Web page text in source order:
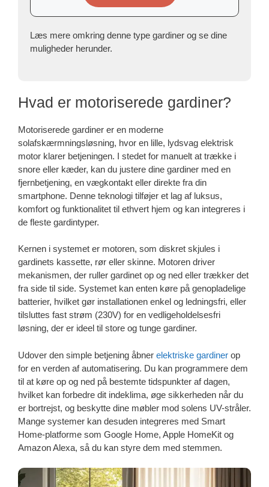
Læs mere omkring denne type gardiner og se dine
muligheder herunder.
Hvad er motoriserede gardiner?
Motoriserede gardiner er en moderne
solafskærmningsløsning, hvor en lille, lydsvag elektrisk
motor klarer betjeningen. I stedet for manuelt at trække i
snore eller kæder, kan du justere dine gardiner med en
fjernbetjening, en vægkontakt eller direkte fra din
smartphone. Denne teknologi tilføjer et lag af luksus,
komfort og funktionalitet til ethvert hjem og kan integreres i
de fleste gardintyper.
Kernen i systemet er motoren, som diskret skjules i
gardinets kassette, rør eller skinne. Motoren driver
mekanismen, der ruller gardinet op og ned eller trækker det
fra side til side. Systemet kan enten køre på genopladelige
batterier, hvilket gør installationen enkel og ledningsfri, eller
tilsluttes fast strøm (230V) for en vedligeholdelsesfri
løsning, der er ideel til store og tunge gardiner.
Udover den simple betjening åbner elektriske gardiner op
for en verden af automatisering. Du kan programmere dem
til at køre op og ned på bestemte tidspunkter af dagen,
hvilket kan forbedre dit indeklima, øge sikkerheden når du
er bortrejst, og beskytte dine møbler mod solens UV-stråler.
Mange systemer kan desuden integreres med Smart
Home-platforme som Google Home, Apple HomeKit og
Amazon Alexa, så du kan styre dem med stemmen.